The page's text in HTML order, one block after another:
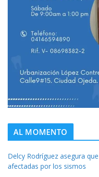
AL MOMENTO
Delcy Rodríguez asegura
afectadas por los sismos